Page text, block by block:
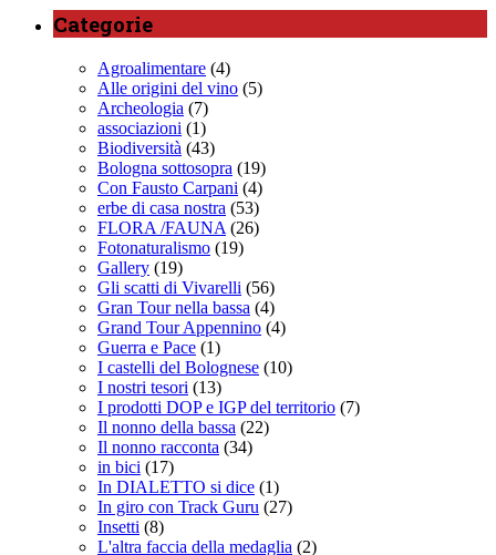
Categorie
Agroalimentare (4)
Alle origini del vino (5)
Archeologia (7)
associazioni (1)
Biodiversità (43)
Bologna sottosopra (19)
Con Fausto Carpani (4)
erbe di casa nostra (53)
FLORA /FAUNA (26)
Fotonaturalismo (19)
Gallery (19)
Gli scatti di Vivarelli (56)
Gran Tour nella bassa (4)
Grand Tour Appennino (4)
Guerra e Pace (1)
I castelli del Bolognese (10)
I nostri tesori (13)
I prodotti DOP e IGP del territorio (7)
Il nonno della bassa (22)
Il nonno racconta (34)
in bici (17)
In DIALETTO si dice (1)
In giro con Track Guru (27)
Insetti (8)
L'altra faccia della medaglia (2)